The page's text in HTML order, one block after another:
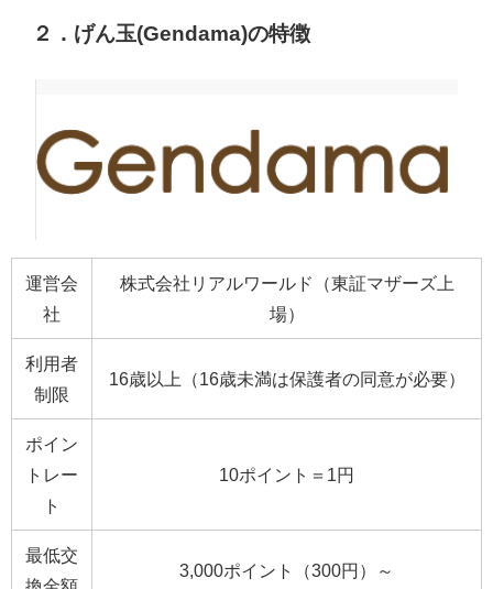
２．げん玉(Gendama)の特徴
運営会
社
株式会社リアルワールド（東証マザーズ上
場）
利用者
制限
16歳以上（16歳未満は保護者の同意が必要）
ポイン
トレー
ト
10ポイント＝1円
最低交
換金額
3,000ポイント（300円）～